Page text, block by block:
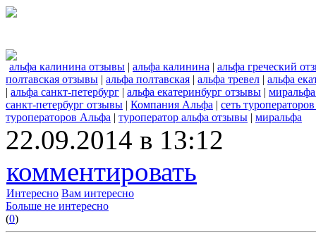
альфа калинина отзывы | альфа калинина | альфа греческий
полтавская отзывы | альфа полтавская | альфа тревел | альфа
| альфа санкт-петербург | альфа екатеринбург отзывы |
санкт-петербург отзывы | Компания Альфа | сеть
туроператоров Альфа | туроператор альфа отзывы | миральфа
22.09.2014 в 13:12
комментировать
Интересно Вам интересно
Больше не интересно
(0)